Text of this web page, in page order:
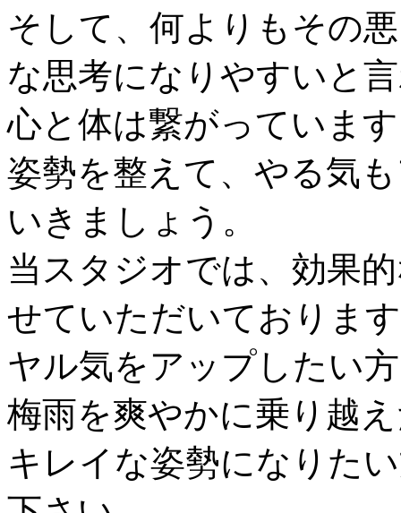
そして、何よりもその
な思考になりやすいと
心と体は繋がっていま
姿勢を整えて、やる気
いきましょう。
当スタジオでは、効果
せていただいておりま
ヤル気をアップしたい方
梅雨を爽やかに乗り越
キレイな姿勢になりた